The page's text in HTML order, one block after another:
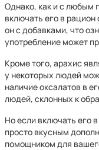
Однако, как и с любым
включать его в
он с добавками, что
употребление может
Кроме того, арахис
у некоторых людей
наличие оксалатов в
людей, склонных к
Но если включать его
просто вкусным
помощником для